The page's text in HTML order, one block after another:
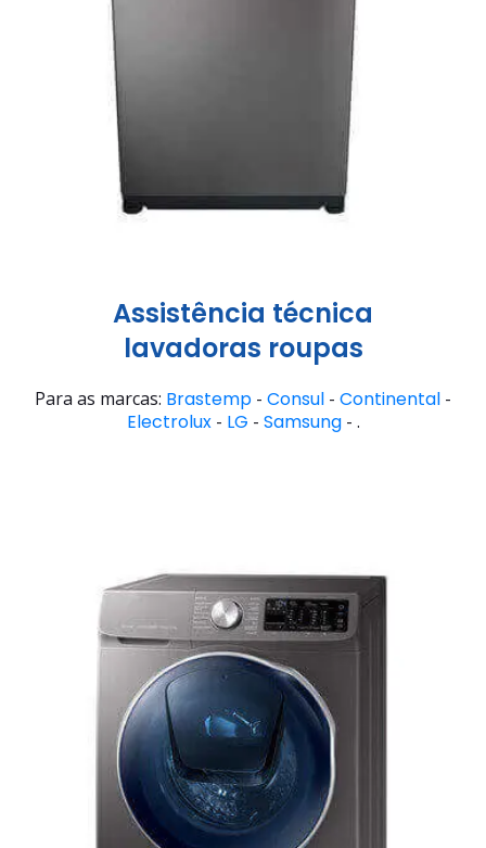
Assistência técnica
lavadoras roupas
Para as marcas: Brastemp - Consul - Continental -
Electrolux- LG - Samsung- .